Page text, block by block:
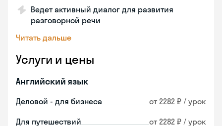
Ведет активный диалог для развития
разговорной речи
Читать дальше
Услуги и цены
Английский язык
Деловой - для бизнеса от 2282 ₽ / урок
Для путешествий от 2282 ₽ / урок